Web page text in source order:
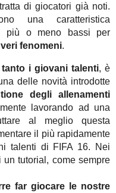
di giocatori già noti.
una caratteristica
più o meno bassi per
fenomeni.
i giovani talenti, è
delle novità introdotte
degli allenamenti
lavorando ad una
al meglio questa
il più rapidamente
talenti di FIFA 16. Nei
tutorial, come sempre
far giocare le nostre